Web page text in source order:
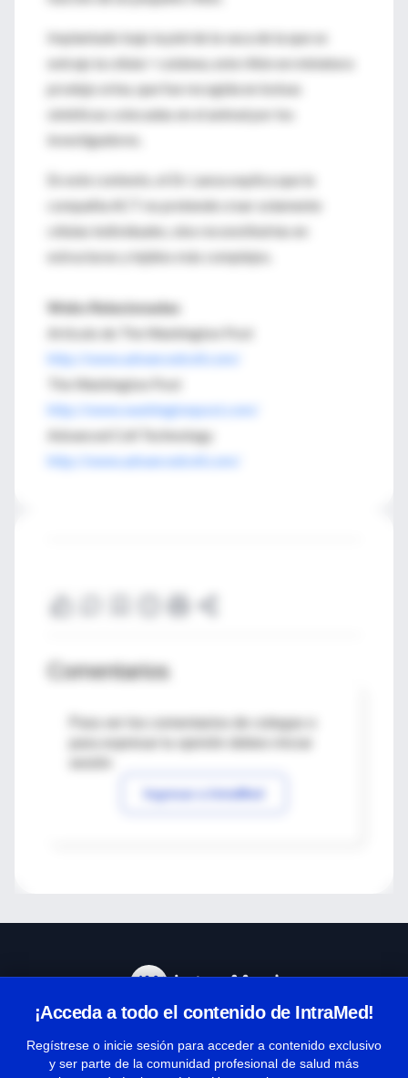
Implantado bajo la piel de la vaca de la que se
extrajo la célula = cutánea, este riñón en miniatura
produjo orina, que fue recogida en bolsas
sintéticas colocadas en el animal por los
investigadores.
En este contexto, el Dr. Lanza explica que la
compañía ACT no pretende crear solamente
células individuales, sino reconstituirlas en
estructuras y tejidos más complejos.
Webs Relacionadas
Artículo de The Washington Post
http://www.advancedcell.com/
The Washington Post
http://www.washingtonpost.com/
Advanced Cell Technology
http://www.advancedcell.com/
Comentarios
Para ver los comentarios de colegas o
Ingresar a IntraMed
¡Acceda a todo el contenido de IntraMed!
Regístrese o inicie sesión para acceder a contenido exclusivo
y ser parte de la comunidad profesional de salud más